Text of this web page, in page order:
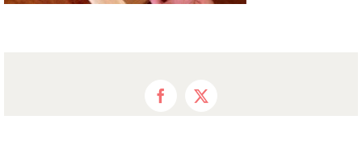
Facebook
X